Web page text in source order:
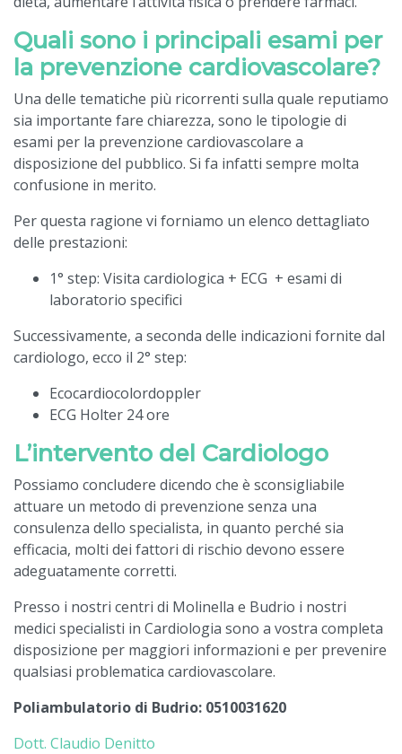
Quali sono i principali esami per
la prevenzione cardiovascolare?
Una delle tematiche più ricorrenti sulla quale reputiamo
sia importante fare chiarezza, sono le tipologie di
esami per la prevenzione cardiovascolare a
disposizione del pubblico. Si fa infatti sempre molta
confusione in merito.
Per questa ragione vi forniamo un elenco dettagliato
delle prestazioni:
1° step: Visita cardiologica + ECG + esami di
laboratorio specifici
Successivamente, a seconda delle indicazioni fornite dal
cardiologo, ecco il 2° step:
Ecocardiocolordoppler
ECG Holter 24 ore
L’intervento del Cardiologo
Possiamo concludere dicendo che è sconsigliabile
attuare un metodo di prevenzione senza una
consulenza dello specialista, in quanto perché sia
efficacia, molti dei fattori di rischio devono essere
adeguatamente corretti.
Presso i nostri centri di Molinella e Budrio i nostri
medici specialisti in Cardiologia sono a vostra completa
disposizione per maggiori informazioni e per prevenire
qualsiasi problematica cardiovascolare.
Poliambulatorio di Budrio: 0510031620
Dott. Claudio Denitto